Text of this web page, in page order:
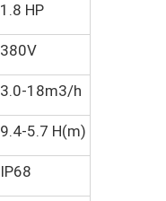
1.8 HP
380V
3.0-18m3/h
9.4-5.7 H(m)
IP68